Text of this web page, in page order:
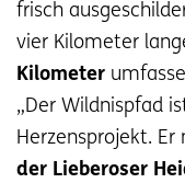
frisch
vier Kilometer
Kilometer
„Der Wildnispfad
Herzensprojekt.
der Lieberoser